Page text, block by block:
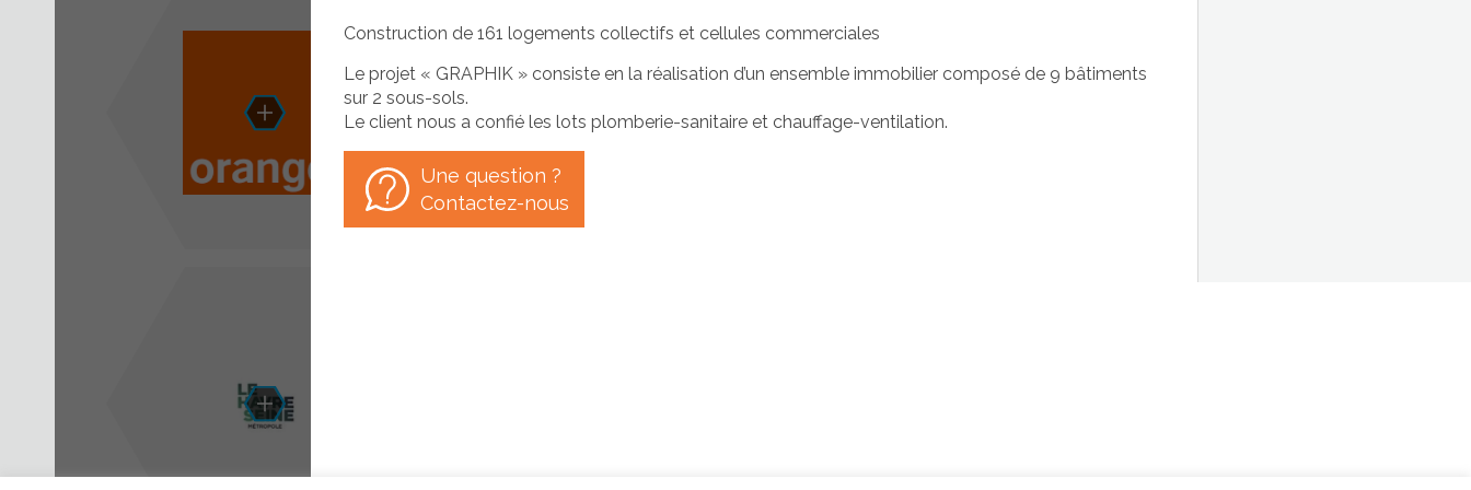
Construction de 161 logements collectifs et cellules commerciales
Le projet « GRAPHIK » consiste en la réalisation d’un ensemble immobilier composé de 9 bâtiments
sur 2 sous-sols.
Le client nous a confié les lots plomberie-sanitaire et chauffage-ventilation.
Une question ?
Contactez-nous